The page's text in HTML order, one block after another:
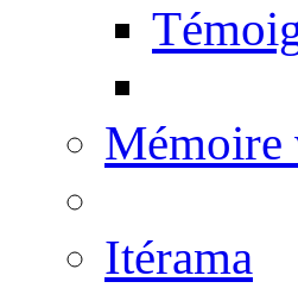
Mémoire
Itérama